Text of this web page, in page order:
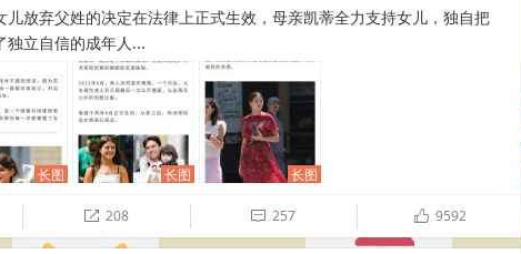
儿放弃父姓的决定在法律上正式生效，母亲凯蒂全力支持女儿，独自把
独立自信的成年人...
长图 长图 长图
 208  257 ñ 9592